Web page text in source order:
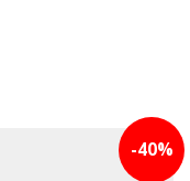
-40%